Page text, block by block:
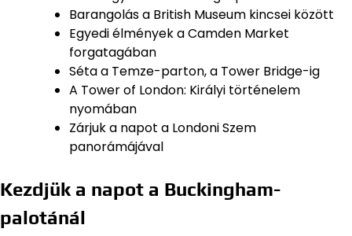
Barangolás a British Museum kincsei között
Egyedi élmények a Camden Market
forgatagában
Séta a Temze-parton, a Tower Bridge-ig
A Tower of London: Királyi történelem
nyomában
Zárjuk a napot a Londoni Szem
panorámájával
Kezdjük a napot a Buckingham-
palotánál